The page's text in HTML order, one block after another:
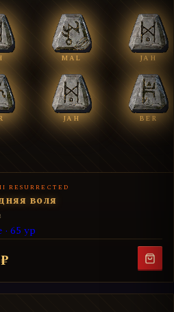
MAL JAH
JAH BER
RESURRECTED
воля
65 ур